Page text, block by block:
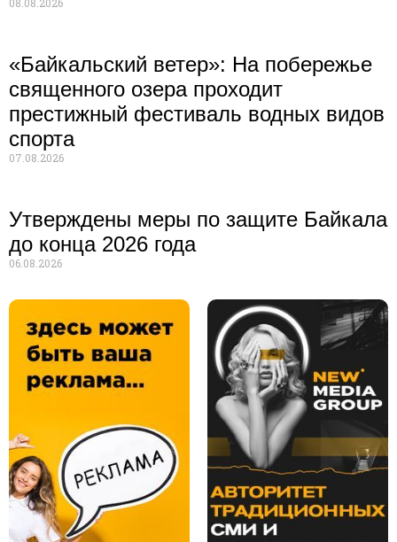
«Байкальский ветер»: На побережье
священного озера проходит
престижный фестиваль водных видов
спорта
07.08.2026
Утверждены меры по защите Байкала
до конца 2026 года
06.08.2026